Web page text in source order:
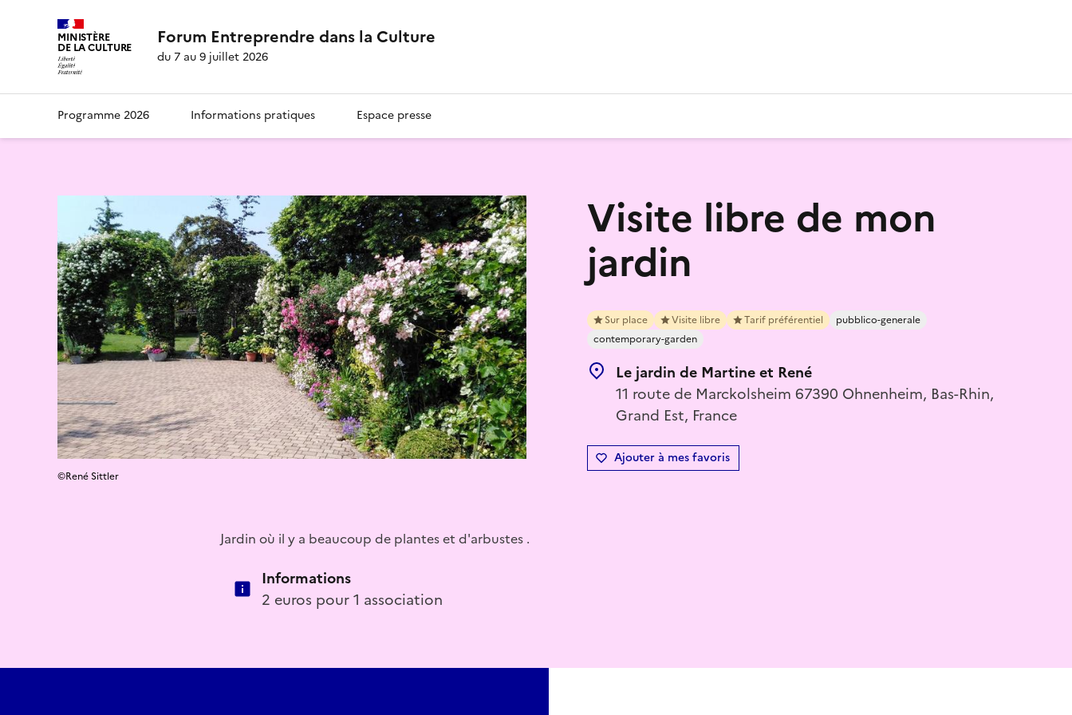
MINISTÈRE
DE LA CULTURE Forum Entreprendre dans la Culture
du 7 au 9 juillet 2026
Programme 2026 Informations pratiques Espace presse
Visite libre de mon
jardin
Sur place Visite libre Tarif préférentiel
pubblico-generale
contemporary-garden
Le jardin de Martine et René
11 route de Marckolsheim 67390 Ohnenheim, Bas-Rhin,
Grand Est, France
Ajouter à mes favoris
©René Sittler
Jardin où il y a beaucoup de plantes et d'arbustes .
Informations
2 euros pour 1 association